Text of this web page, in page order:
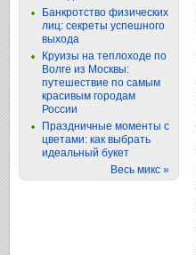
Банкротство физических
лиц: секреты успешного
выхода
Круизы на теплоходе по
Волге из Москвы:
путешествие по самым
красивым городам
России
Праздничные моменты с
цветами: как выбрать
идеальный букет
Весь микс »